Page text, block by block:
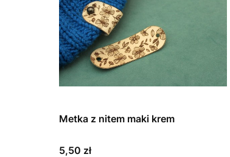
Metka z nitem maki krem
Cena
5,50 zł